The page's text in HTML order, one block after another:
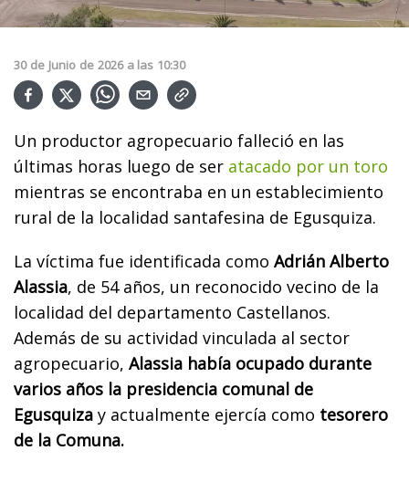
30 de Junio de 2026 a las 10:30
Un productor agropecuario falleció en las
últimas horas luego de ser atacado por un toro
mientras se encontraba en un establecimiento
rural de la localidad santafesina de Egusquiza.
La víctima fue identificada como Adrián Alberto
Alassia, de 54 años, un reconocido vecino de la
localidad del departamento Castellanos.
Además de su actividad vinculada al sector
agropecuario, Alassia había ocupado durante
varios años la presidencia comunal de
Egusquiza y actualmente ejercía como tesorero
de la Comuna.